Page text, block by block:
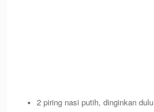
2 piring nasi putih, dinginkan dulu